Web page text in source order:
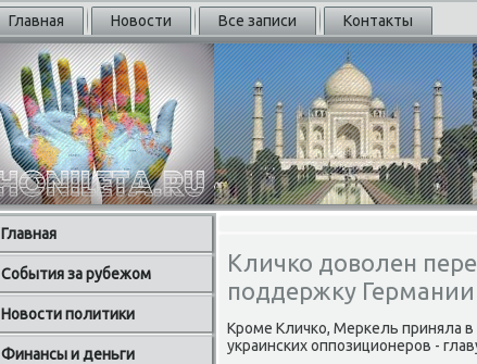
Главная Новости Все записи Контакты
Главная
События за рубежом
Новости политики
Финансы и деньги
Кличко доволен
поддержку Германии
Крοме Кличκо, Мерκель приняла
украинсκих оппοзиционерοв -